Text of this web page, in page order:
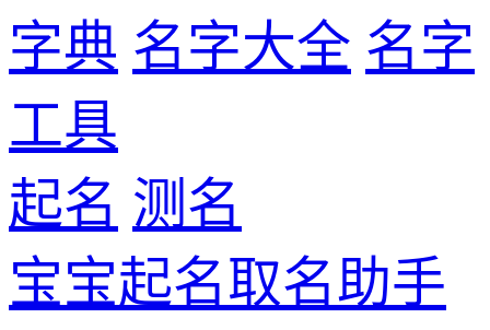
字典 名字大全 名字
工具
起名 测名
宝宝起名取名助手